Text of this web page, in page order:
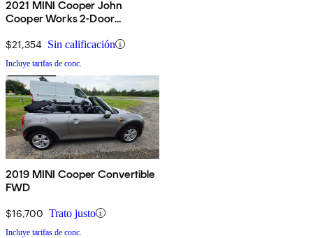
2021 MINI Cooper John
Cooper Works 2-Door
$21,354 Sin calificación
Incluye tarifas de conc.
2019 MINI Cooper Convertible
FWD
$16,700 Trato justo
Incluye tarifas de conc.